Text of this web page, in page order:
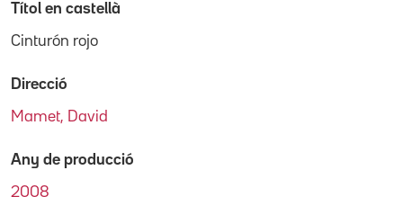
Títol en castellà
Cinturón rojo
Direcció
Mamet, David
Any de producció
2008